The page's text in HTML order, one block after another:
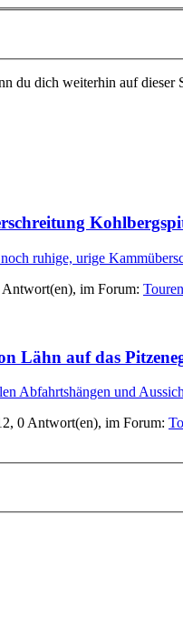
du dich weiterhin auf dieser
ruhige, urige
Antwort(en), im Forum:
Lähn auf das
Abfahrtshängen und
, 0 Antwort(en), im Forum: